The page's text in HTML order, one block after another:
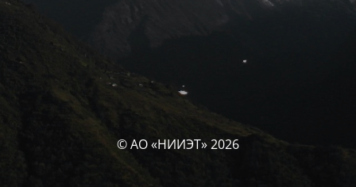
© АО «НИИЭТ» 2026